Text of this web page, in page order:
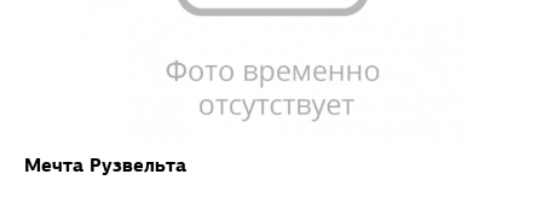
Мечта Рузвельта